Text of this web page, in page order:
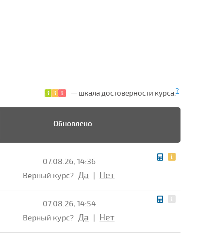
— шкала достоверности курса.?
Обновлено
07.08.26, 14:36
Верный курс? Да Нет
07.08.26, 14:54
Верный курс? Да Нет